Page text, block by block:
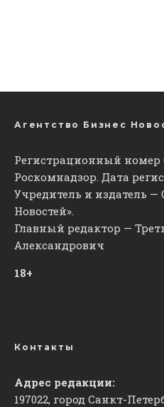
Агентство Бизнес
Регистрационный
Роскомнадзор. Дата
Учредитель и издатель —
Новостей».
Главный редактор —
Александрович
18+
Контакты
Адрес редакции:
197022, город Санкт-